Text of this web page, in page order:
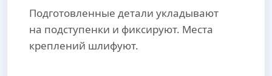
Подготовленные детали укладывают
на подступенки и фиксируют. Места
креплений шлифуют.